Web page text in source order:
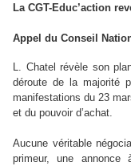
La CGT-Educ’action
Appel du Conseil
L. Chatel révèle son
déroute de la majorité
manifestations du 23
et du pouvoir d’achat.
Aucune véritable
primeur, une